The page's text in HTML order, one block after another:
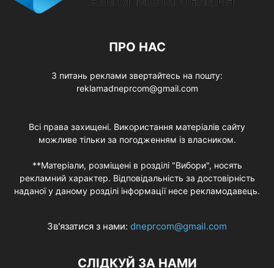
ПРО НАС
З питань реклами звертайтесь на пошту:
reklamadneprcom@gmail.com
Всі права захищені. Використання матеріалів сайту
можливе тільки за погодженням із власником.
**Матеріали, розміщені в розділі "Вибори", носять
рекламний характер. Відповідальність за достовірність
наданої у даному розділі інформації несе рекламодавець.
Зв'язатися з нами: dneprcom@gmail.com
СЛІДКУЙ ЗА НАМИ